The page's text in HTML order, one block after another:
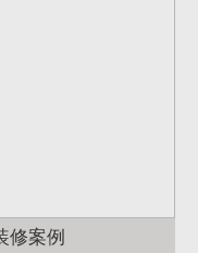
修案例